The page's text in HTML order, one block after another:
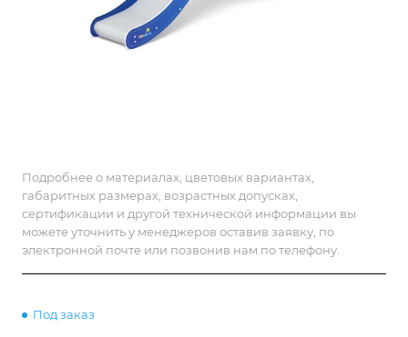
Подробнее о материалах, цветовых вариантах,
габаритных размерах, возрастных допусках,
сертификации и другой технической информации вы
можете уточнить у менеджеров оставив заявку, по
электронной почте или позвонив нам по телефону.
Под заказ